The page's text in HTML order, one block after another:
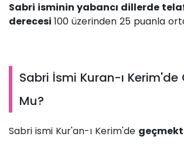
Sabri isminin yabancı dillerde
derecesi 100 üzerinden 25 puanla
Sabri İsmi Kuran-ı Kerim'de
Mu?
Sabri ismi Kur'an-ı Kerim'de